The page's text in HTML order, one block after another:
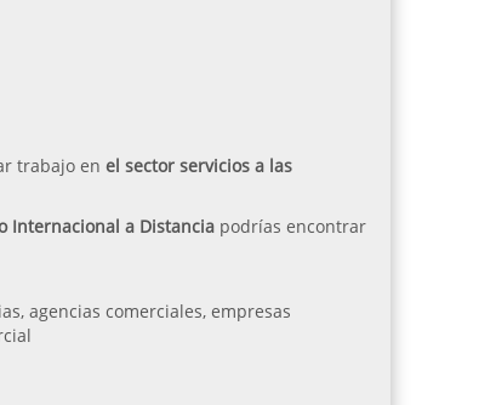
trabajo en el sector servicios a las
Internacional a Distanciapodrías encontrar
agencias comerciales, empresas